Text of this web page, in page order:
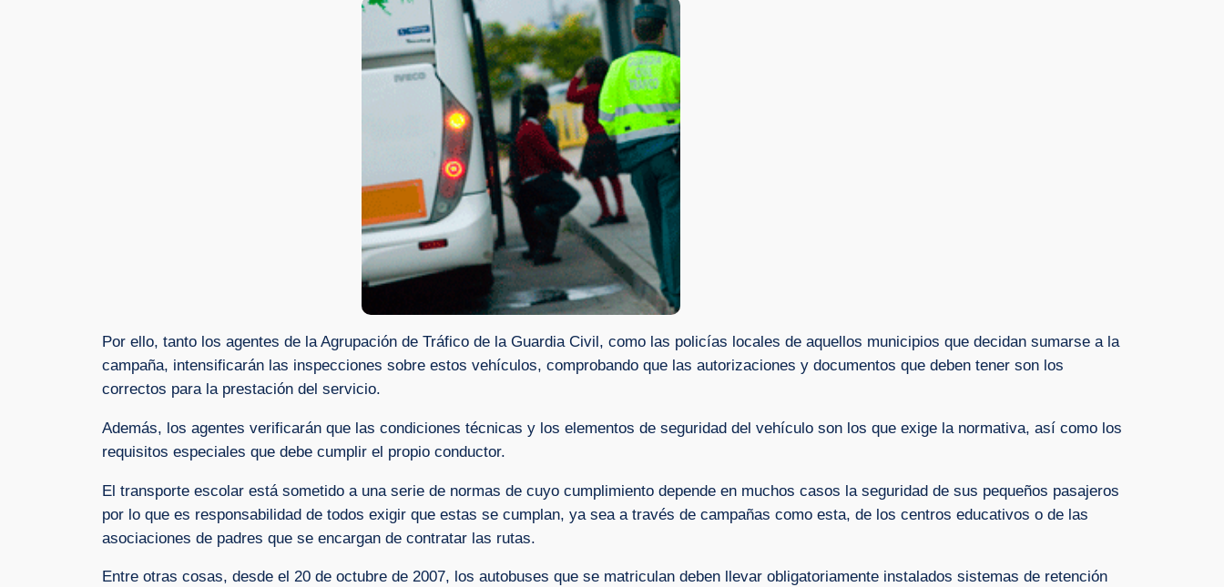
Por ello, tanto los agentes de la Agrupación de Tráfico de la Guardia Civil, como las policías locales de aquellos municipios que decidan sumarse a la
campaña, intensificarán las inspecciones sobre estos vehículos, comprobando que las autorizaciones y documentos que deben tener son los
correctos para la prestación del servicio.
Además, los agentes verificarán que las condiciones técnicas y los elementos de seguridad del vehículo son los que exige la normativa, así como los
requisitos especiales que debe cumplir el propio conductor.
El transporte escolar está sometido a una serie de normas de cuyo cumplimiento depende en muchos casos la seguridad de sus pequeños pasajeros
por lo que es responsabilidad de todos exigir que estas se cumplan, ya sea a través de campañas como esta, de los centros educativos o de las
asociaciones de padres que se encargan de contratar las rutas.
Entre otras cosas, desde el 20 de octubre de 2007, los autobuses que se matriculan deben llevar obligatoriamente instalados sistemas de retención